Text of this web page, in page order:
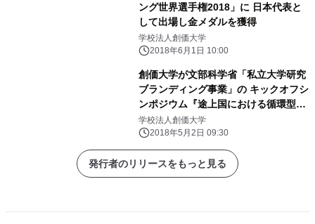
ング世界選手権2018」に 日本代表と
して出場し金メダルを獲得
学校法人創価大学
2018年6月1日 10:00
創価大学が文部科学省「私立大学研究
ブランディング事業」の キックオフシ
ンポジウム『途上国における循環型社
会の形成』を 5月12日に開催
学校法人創価大学
2018年5月2日 09:30
発行者のリリースをもっと見る